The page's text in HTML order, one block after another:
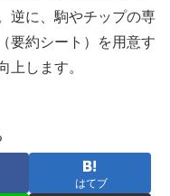
逆に、駒やチップの専
要約シート）を用意す
上します。
はてブ